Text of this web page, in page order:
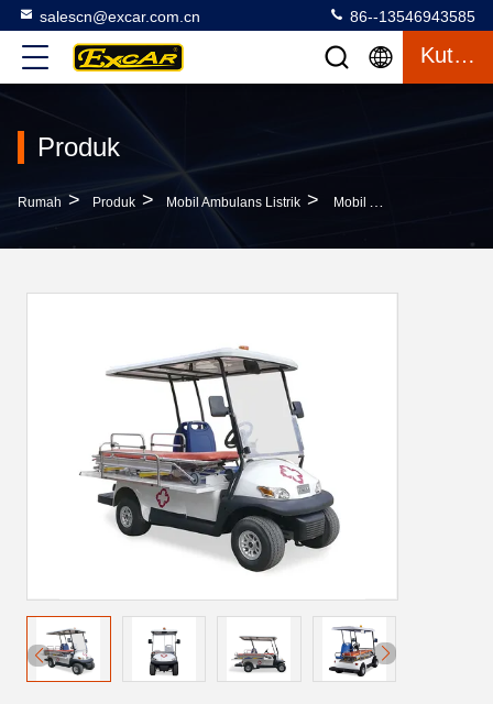
salescn@excar.com.cn 86--13546943585
Kutipan
Produk
Rumah > Produk > Mobil Ambulans Listrik > Mobil Ambulans Listrik Dua Tempat Duduk